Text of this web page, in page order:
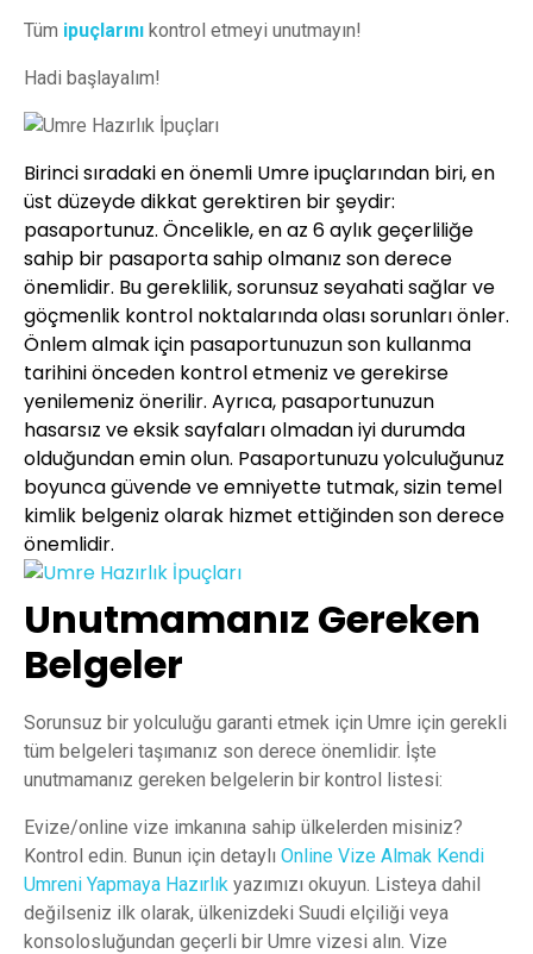
Tüm ipuçlarını kontrol etmeyi unutmayın!
Hadi başlayalım!
Birinci sıradaki en önemli Umre ipuçlarından biri, en
üst düzeyde dikkat gerektiren bir şeydir:
pasaportunuz. Öncelikle, en az 6 aylık geçerliliğe
sahip bir pasaporta sahip olmanız son derece
önemlidir. Bu gereklilik, sorunsuz seyahati sağlar ve
göçmenlik kontrol noktalarında olası sorunları önler.
Önlem almak için pasaportunuzun son kullanma
tarihini önceden kontrol etmeniz ve gerekirse
yenilemeniz önerilir. Ayrıca, pasaportunuzun
hasarsız ve eksik sayfaları olmadan iyi durumda
olduğundan emin olun. Pasaportunuzu yolculuğunuz
boyunca güvende ve emniyette tutmak, sizin temel
kimlik belgeniz olarak hizmet ettiğinden son derece
önemlidir.
Unutmamanız Gereken
Belgeler
Sorunsuz bir yolculuğu garanti etmek için Umre için gerekli
tüm belgeleri taşımanız son derece önemlidir. İşte
unutmamanız gereken belgelerin bir kontrol listesi:
Evize/online vize imkanına sahip ülkelerden misiniz?
Kontrol edin. Bunun için detaylı Online Vize Almak Kendi
Umreni Yapmaya Hazırlık yazımızı okuyun. Listeya dahil
değilseniz ilk olarak, ülkenizdeki Suudi elçiliği veya
konsolosluğundan geçerli bir Umre vizesi alın. Vize